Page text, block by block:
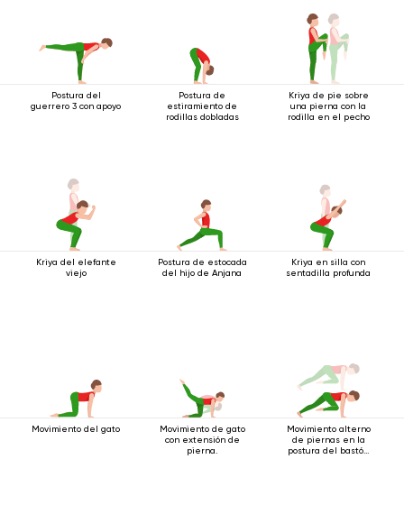
Postura del
guerrero 3 con apoyo
Postura de
estiramiento de
rodillas dobladas
Kriya de pie sobre
una pierna con la
rodilla en el pecho
Kriya del elefante
viejo
Postura de estocada
del hijo de Anjana
Kriya en silla con
sentadilla profunda
Movimiento del gato
Movimiento de gato
con extensión de
pierna.
Movimiento alterno
de piernas en la
postura del bastón